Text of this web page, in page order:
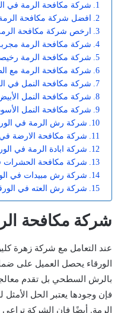
شركة مكافحة الرمة في
افضل شركة مكافحة
ارخص شركة مكافحة
شركة مكافحة الرمة
شركة مكافحة الرمة
شركة مكافحة الرمة مع
شركة مكافحة النمل في
شركة مكافحة النمل
شركة مكافحة النمل
شركة رش الرمة في
شركة مكافحة الارضة في
شركة ابادة الرمة في
شركة مكافحة الحشرات
شركة رش مبيدات في
شركة رش العته في
شركة مكافحة
عند التعامل مع شركة زهرة
الورقاء يحصل العميل على
بالرش السطحي بل تقدم
فإن وجودها يعتبر الحل الأمثل
الرمة. أيضًا فإن الشركة